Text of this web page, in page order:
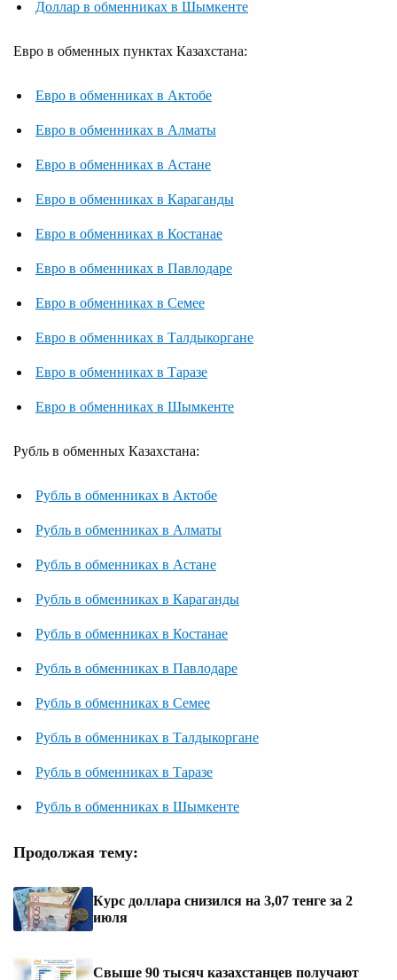
Доллар в обменниках в Шымкенте
Евро в обменных пунктах Казахстана:
Евро в обменниках в Актобе
Евро в обменниках в Алматы
Евро в обменниках в Астане
Евро в обменниках в Караганды
Евро в обменниках в Костанае
Евро в обменниках в Павлодаре
Евро в обменниках в Семее
Евро в обменниках в Талдыкоргане
Евро в обменниках в Таразе
Евро в обменниках в Шымкенте
Рубль в обменных Казахстана:
Рубль в обменниках в Актобе
Рубль в обменниках в Алматы
Рубль в обменниках в Астане
Рубль в обменниках в Караганды
Рубль в обменниках в Костанае
Рубль в обменниках в Павлодаре
Рубль в обменниках в Семее
Рубль в обменниках в Талдыкоргане
Рубль в обменниках в Таразе
Рубль в обменниках в Шымкенте
Продолжая тему:
Курс доллара снизился на 3,07 тенге за 2
июля
Свыше 90 тысяч казахстанцев получают